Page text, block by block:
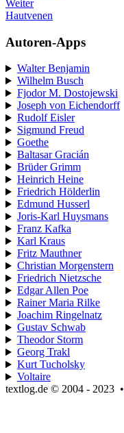
Weiter
Hautvenen
Autoren-Apps
Walter Benjamin
Wilhelm Busch
Fjodor M. Dostojewski
Joseph von Eichendorff
Rudolf Eisler
Sigmund Freud
Goethe
Baltasar Gracián
Brüder Grimm
Heinrich Heine
Friedrich Hölderlin
Edmund Husserl
Joris-Karl Huysmans
Franz Kafka
Karl Kraus
Fritz Mauthner
Christian Morgenstern
Friedrich Nietzsche
Edgar Allen Poe
Rainer Maria Rilke
Joachim Ringelnatz
Gustav Schwab
Theodor Storm
Georg Trakl
Kurt Tucholsky
Voltaire
textlog.de © 2004 - 2023 •